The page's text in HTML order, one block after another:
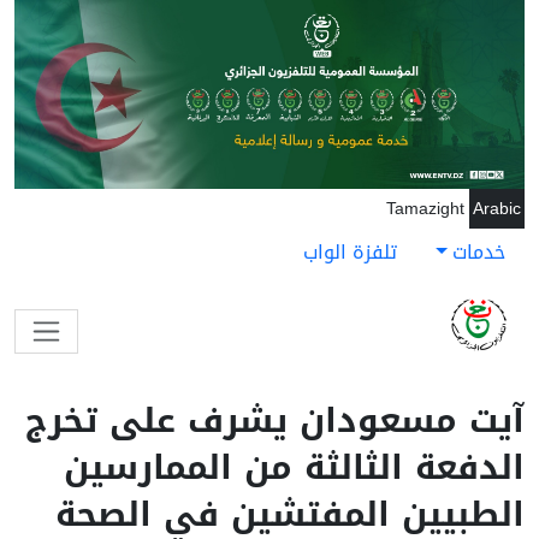
تجاوز إلى المحتوى الرئيسي
Arabic
Tamazight
خدمات تلفزة الواب
آيت مسعودان يشرف على تخرج
الدفعة الثالثة من الممارسين
الطبيين المفتشين في الصحة